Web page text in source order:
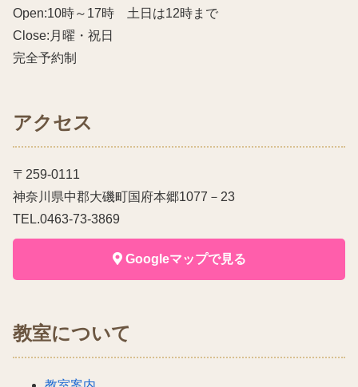
Open:10時～17時 土日は12時まで
Close:月曜・祝日
完全予約制
アクセス
〒259-0111
神奈川県中郡大磯町国府本郷1077－23
TEL.0463-73-3869
Googleマップで見る
教室について